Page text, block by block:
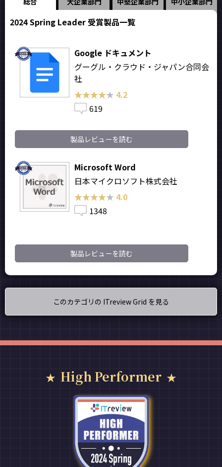
2024 Spring Leader 受賞製品一覧
Google ドキュメント
グーグル・クラウド・ジャパン合同会
社
★★★★★
★★★★★ 4.2
619
製品レビューを読む
Microsoft Word
日本マイクロソフト株式会社
★★★★★
★★★★★ 4.0
1348
製品レビューを読む
このカテゴリの ITreview Grid を見る
High Performer